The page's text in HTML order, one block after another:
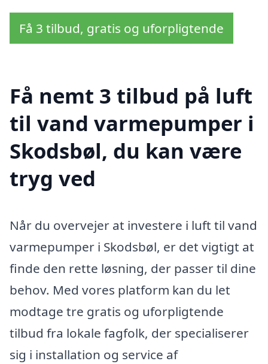
Få 3 tilbud, gratis og uforpligtende
Få nemt 3 tilbud på luft
til vand varmepumper i
Skodsbøl, du kan være
tryg ved
Når du overvejer at investere i luft til vand
varmepumper i Skodsbøl, er det vigtigt at
finde den rette løsning, der passer til dine
behov. Med vores platform kan du let
modtage tre gratis og uforpligtende
tilbud fra lokale fagfolk, der specialiserer
sig i installation og service af